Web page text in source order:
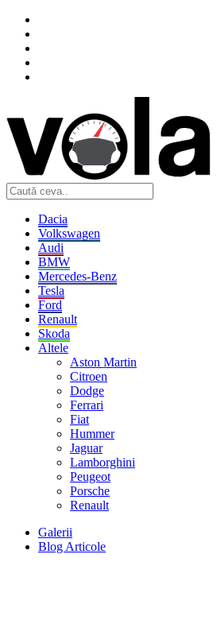
Dacia
Volkswagen
Audi
BMW
Mercedes-Benz
Tesla
Ford
Renault
Skoda
Altele
Aston Martin
Citroen
Dodge
Ferrari
Fiat
Hummer
Jaguar
Lamborghini
Peugeot
Porsche
Renault
Galerii
Blog Articole